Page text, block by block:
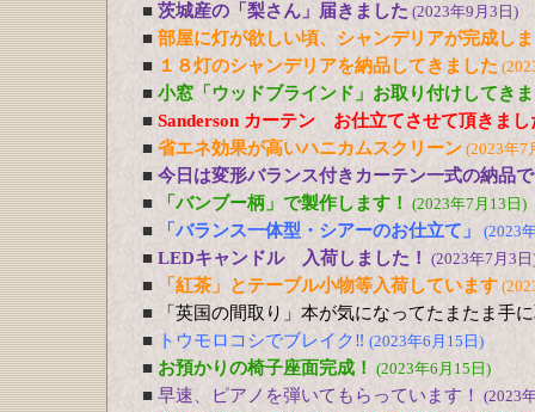
■ 茨城産の「梨さん」届きました (2023年9月3日)
■ 部屋に灯が欲しい頃、シャンデリアが完成し
■ １８灯のシャンデリアを納品してきました
■ 小窓「ウッドブラインド」お取り付けしてき
■ Sanderson カーテン お仕立てさせて頂きまし
■ 省エネ効果が高いハニカムスクリーン (2023年7
■ 今日は変形バランス付きカーテン一式の納品
■
「バンブー柄」で製作します！ (2023年7月13日)
■ 「バランス一体型・シアーのお仕立て」 (2023
■ LEDキャンドル 入荷しました！ (2023年7月3日
■ 「紅茶」とテーブル小物等入荷しています
■
「英国の間取り」本が気になってたまたま手
■
トウモロコシでブレイク‼ (2023年6月15日)
■ お預かりの椅子座面完成！ (2023年6月15日)
■ 早速、ピアノを弾いてもらっています！ (2023